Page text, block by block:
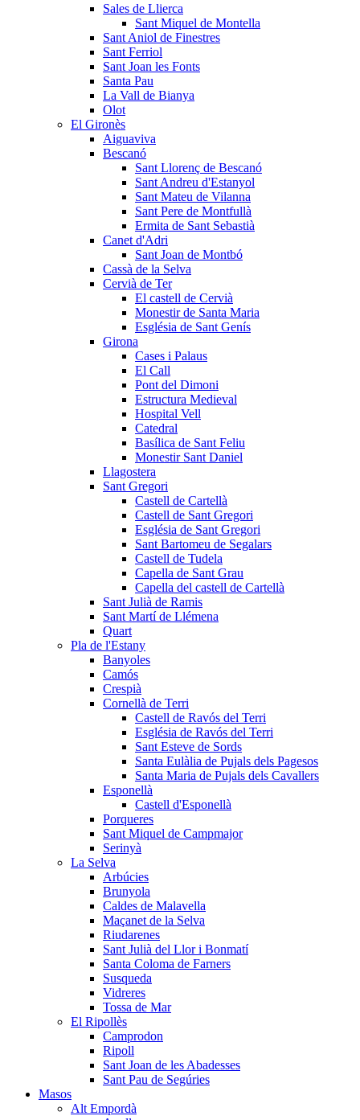
Sales de Llierca
Sant Miquel de Montella
Sant Aniol de Finestres
Sant Ferriol
Sant Joan les Fonts
Santa Pau
La Vall de Bianya
Olot
El Gironès
Aiguaviva
Bescanó
Sant Llorenç de Bescanó
Sant Andreu d'Estanyol
Sant Mateu de Vilanna
Sant Pere de Montfullà
Ermita de Sant Sebastià
Canet d'Adri
Sant Joan de Montbó
Cassà de la Selva
Cervià de Ter
El castell de Cervià
Monestir de Santa Maria
Església de Sant Genís
Girona
Cases i Palaus
El Call
Pont del Dimoni
Estructura Medieval
Hospital Vell
Catedral
Basílica de Sant Feliu
Monestir Sant Daniel
Llagostera
Sant Gregori
Castell de Cartellà
Castell de Sant Gregori
Església de Sant Gregori
Sant Bartomeu de Segalars
Castell de Tudela
Capella de Sant Grau
Capella del castell de Cartellà
Sant Julià de Ramis
Sant Martí de Llémena
Quart
Pla de l'Estany
Banyoles
Camós
Crespià
Cornellà de Terri
Castell de Ravós del Terri
Església de Ravós del Terri
Sant Esteve de Sords
Santa Eulàlia de Pujals dels Pagesos
Santa Maria de Pujals dels Cavallers
Esponellà
Castell d'Esponellà
Porqueres
Sant Miquel de Campmajor
Serinyà
La Selva
Arbúcies
Brunyola
Caldes de Malavella
Maçanet de la Selva
Riudarenes
Sant Julià del Llor i Bonmatí
Santa Coloma de Farners
Susqueda
Vidreres
Tossa de Mar
El Ripollès
Camprodon
Ripoll
Sant Joan de les Abadesses
Sant Pau de Segúries
Masos
Alt Empordà